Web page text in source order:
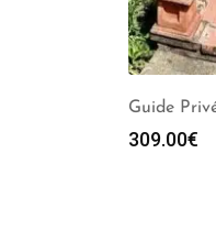
Guide
309.00€